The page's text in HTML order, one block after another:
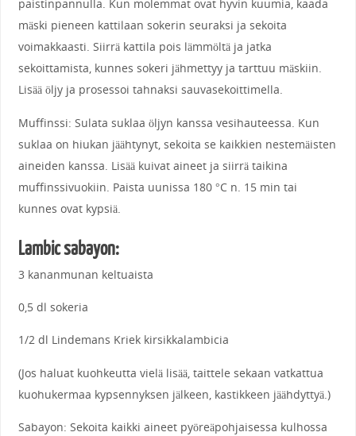
paistinpannulla. Kun molemmat ovat hyvin kuumia, kaada
mäski pieneen kattilaan sokerin seuraksi ja sekoita
voimakkaasti. Siirrä kattila pois lämmöltä ja jatka
sekoittamista, kunnes sokeri jähmettyy ja tarttuu mäskiin.
Lisää öljy ja prosessoi tahnaksi sauvasekoittimella.
Muffinssi: Sulata suklaa öljyn kanssa vesihauteessa. Kun
suklaa on hiukan jäähtynyt, sekoita se kaikkien nestemäisten
aineiden kanssa. Lisää kuivat aineet ja siirrä taikina
muffinssivuokiin. Paista uunissa 180 °C n. 15 min tai
kunnes ovat kypsiä.
Lambic sabayon:
3 kananmunan keltuaista
0,5 dl sokeria
1/2 dl Lindemans Kriek kirsikkalambicia
(Jos haluat kuohkeutta vielä lisää, taittele sekaan vatkattua
kuohukermaa kypsennyksen jälkeen, kastikkeen jäähdyttyä.)
Sabayon: Sekoita kaikki aineet pyöreäpohjaisessa kulhossa